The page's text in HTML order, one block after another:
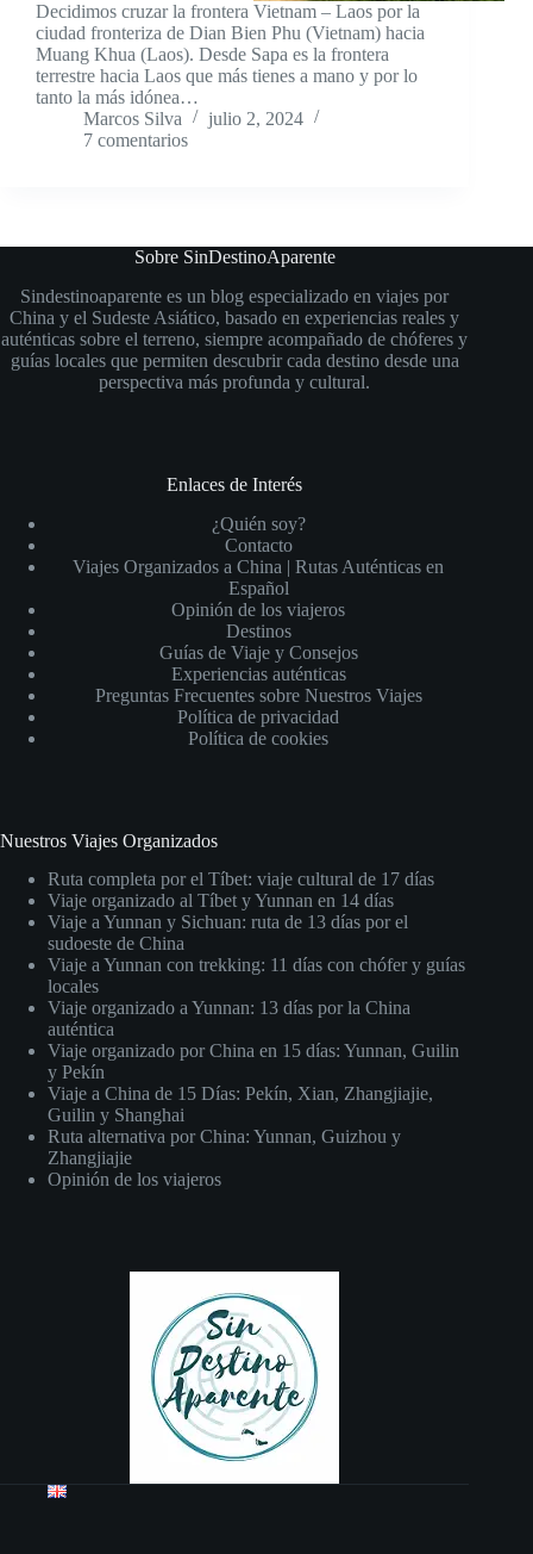
Decidimos cruzar la frontera Vietnam – Laos por la
ciudad fronteriza de Dian Bien Phu (Vietnam) hacia
Muang Khua (Laos). Desde Sapa es la frontera
terrestre hacia Laos que más tienes a mano y por lo
tanto la más idónea…
Marcos Silva
julio 2, 2024
7 comentarios
Sobre SinDestinoAparente
Sindestinoaparente es un blog especializado en viajes por
China y el Sudeste Asiático, basado en experiencias reales y
auténticas sobre el terreno, siempre acompañado de chóferes y
guías locales que permiten descubrir cada destino desde una
perspectiva más profunda y cultural.
Enlaces de Interés
¿Quién soy?
Contacto
Viajes Organizados a China | Rutas Auténticas en
Español
Opinión de los viajeros
Destinos
Guías de Viaje y Consejos
Experiencias auténticas
Preguntas Frecuentes sobre Nuestros Viajes
Política de privacidad
Política de cookies
Nuestros Viajes Organizados
Ruta completa por el Tíbet: viaje cultural de 17 días
Viaje organizado al Tíbet y Yunnan en 14 días
Viaje a Yunnan y Sichuan: ruta de 13 días por el
sudoeste de China
Viaje a Yunnan con trekking: 11 días con chófer y guías
locales
Viaje organizado a Yunnan: 13 días por la China
auténtica
Viaje organizado por China en 15 días: Yunnan, Guilin
y Pekín
Viaje a China de 15 Días: Pekín, Xian, Zhangjiajie,
Guilin y Shanghai
Ruta alternativa por China: Yunnan, Guizhou y
Zhangjiajie
Opinión de los viajeros